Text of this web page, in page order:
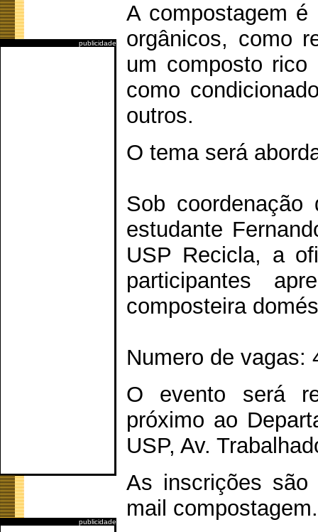
publicidade
publicidade
A compostagem
orgânicos, como
um composto
como
outros.
O tema será
Sob
estudante
USP Recicla, a
participantes
composteira
Numero de vagas:
O evento será
próximo ao
USP, Av.
As inscrições
mail